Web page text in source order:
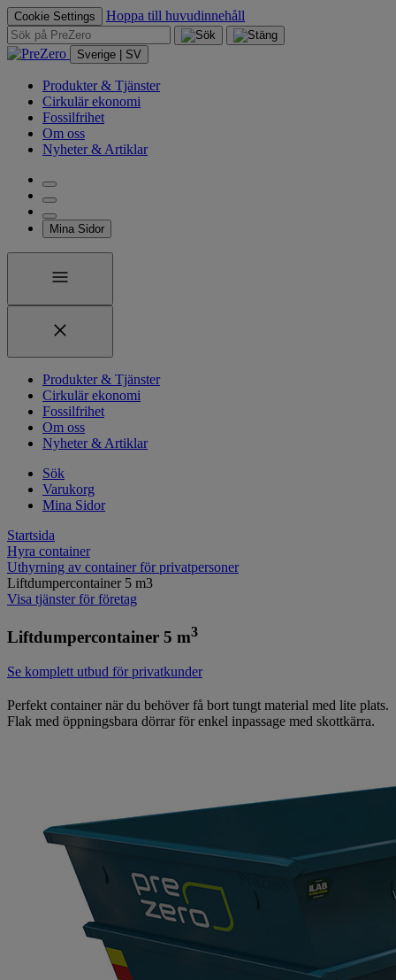
Cookie Settings Hoppa till huvudinnehåll
Sverige | SV
Produkter & Tjänster
Cirkulär ekonomi
Fossilfrihet
Om oss
Nyheter & Artiklar
Mina Sidor
Produkter & Tjänster
Cirkulär ekonomi
Fossilfrihet
Om oss
Nyheter & Artiklar
Sök
Varukorg
Mina Sidor
Startsida
Hyra container
Uthyrning av container för privatpersoner
Liftdumpercontainer 5 m3
Visa tjänster för företag
Liftdumpercontainer 5 m3
Se komplett utbud för privatkunder
Perfekt container när du behöver få bort tungt material med lite plats.
Flak med öppningsbara dörrar för enkel inpassage med skottkärra.